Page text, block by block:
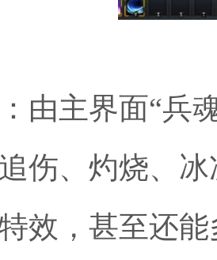
由主界面“兵
伤、灼烧、
效，甚至还